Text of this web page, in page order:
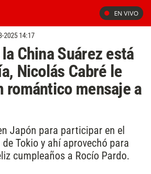
EN VIVO
2025 14:17
China Suárez está
Nicolás Cabré le
romántico mensaje a
Japón para participar en el
Tokio y ahí aprovechó para
cumpleaños a Rocío Pardo.